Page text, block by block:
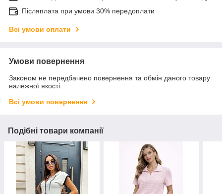
Післяплата при умови 30% передоплати
Всі умови оплати
Умови повернення
Законом не передбачено повернення та обмін даного товару
належної якості
Всі умови повернення
Подібні товари компанії